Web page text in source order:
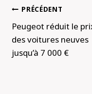
Navigation
de
l’article
PRÉCÉDENT
Peugeot réduit le
des voitures neuves
jusqu’à 7 000 €